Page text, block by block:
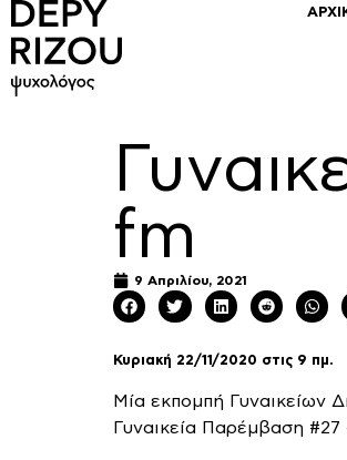
fm
9 Απριλίου, 2021
Κυριακή 22/11/2020 στις 9 πμ.
Μία εκπομπή Γυναικείων
Γυναικεία Παρέμβαση